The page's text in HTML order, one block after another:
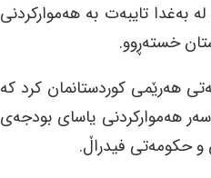
بەغدا تایبەت بە هەموارکردنی
خستەڕوو.
هەرێمی کوردستانمان کرد کە
هەموارکردنی یاسای بودجەی
و حکومەتی فیدراڵ.